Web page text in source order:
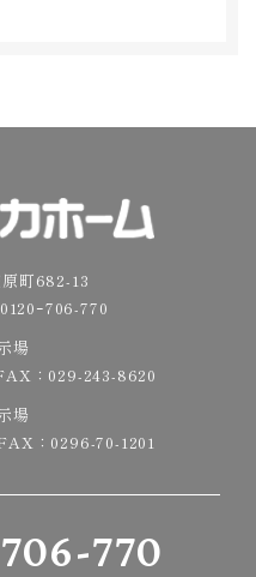
町682-13
0120ｰ706-770
場
：029-243-8620
場
：0296-70-1201
770